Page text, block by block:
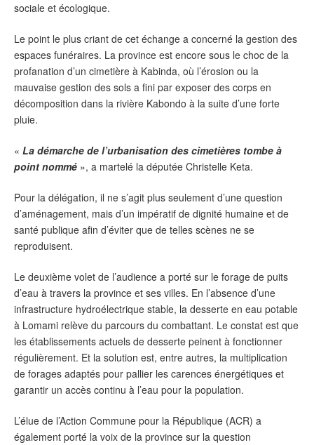
sociale et écologique.
Le point le plus criant de cet échange a concerné la gestion des
espaces funéraires. La province est encore sous le choc de la
profanation d’un cimetière à Kabinda, où l’érosion ou la
mauvaise gestion des sols a fini par exposer des corps en
décomposition dans la rivière Kabondo à la suite d’une forte
pluie.
« La démarche de l’urbanisation des cimetières tombe à
point nommé », a martelé la députée Christelle Keta.
Pour la délégation, il ne s’agit plus seulement d’une question
d’aménagement, mais d’un impératif de dignité humaine et de
santé publique afin d’éviter que de telles scènes ne se
reproduisent.
Le deuxième volet de l’audience a porté sur le forage de puits
d’eau à travers la province et ses villes. En l’absence d’une
infrastructure hydroélectrique stable, la desserte en eau potable
à Lomami relève du parcours du combattant. Le constat est que
les établissements actuels de desserte peinent à fonctionner
régulièrement. Et la solution est, entre autres, la multiplication
de forages adaptés pour pallier les carences énergétiques et
garantir un accès continu à l’eau pour la population.
L’élue de l’Action Commune pour la République (ACR) a
également porté la voix de la province sur la question